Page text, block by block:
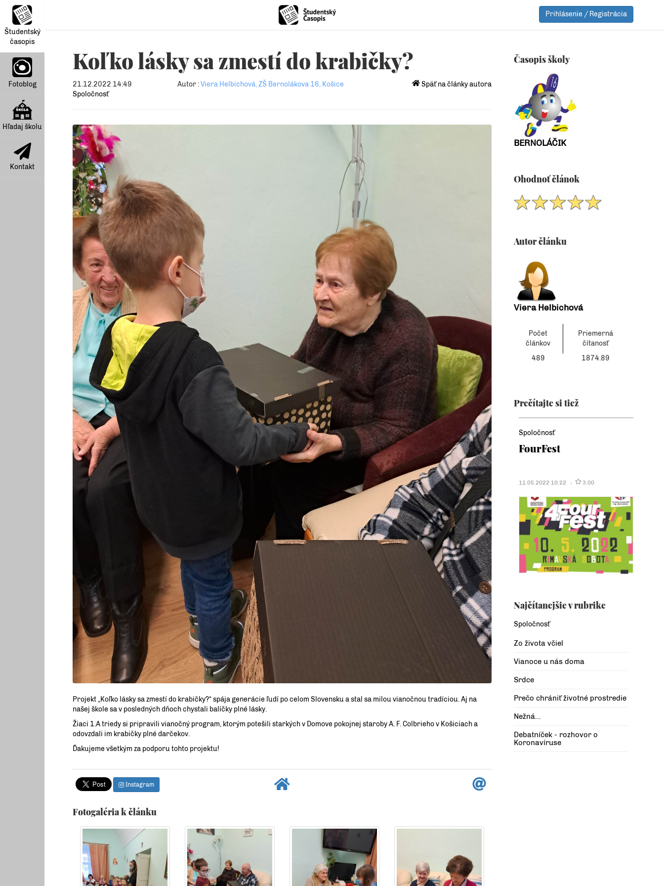
Študentský
časopis
Fotoblog
Hľadaj školu
Kontakt
Prihlásenie / Registrácia
Koľko lásky sa zmestí do krabičky?
21.12.2022 14:49
Spoločnosť
Autor :Viera Helbichová, ZŠ Bernolákova 16, Košice Späť na články autora
Projekt „Koľko lásky sa zmestí do krabičky?“ spája generácie ľudí po celom Slovensku a stal sa milou vianočnou tradíciou. Aj na
našej škole sa v posledných dňoch chystali balíčky plné lásky.
Žiaci 1.A triedy si pripravili vianočný program, ktorým potešili starkých v Domove pokojnej staroby A. F. Colbrieho v Košiciach a
odovzdali im krabičky plné darčekov.
Ďakujeme všetkým za podporu tohto projektu!
Instagram
Fotogaléria k článku
Časopis školy
BERNOLÁČIK
Ohodnoť článok
Autor článku
Viera Helbichová
Počet
článkov
Priemerná
čítanosť
489
1874.89
Prečítajte si tiež
Spoločnosť
FourFest
11.05.2022 10:22 3.00
Najčítanejšie v rubrike
Spoločnosť
Zo života včiel
Vianoce u nás doma
Srdce
Prečo chrániť životné prostredie
Nežná...
Debatníček - rozhovor o
Koronavíruse